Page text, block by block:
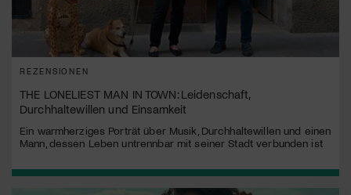
REZENSIONEN
THE LONELIEST MAN IN TOWN: Leidenschaft,
Durchhaltewillen und Einsamkeit
Ein warmherziges Porträt über Musik, Durchhaltewillen und einen
Mann, dessen Leben untrennbar mit seiner Stadt verbunden ist